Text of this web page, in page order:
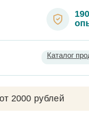
Каталог
🚚